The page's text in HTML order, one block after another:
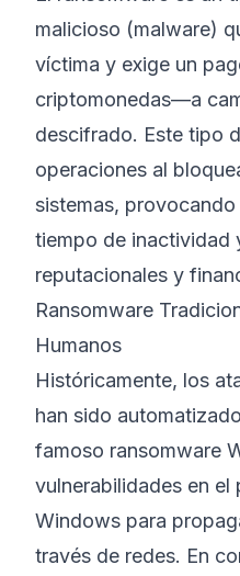
malicioso (malware)
víctima y exige un
criptomonedas—a
descifrado. Este tipo
operaciones al
sistemas,
tiempo de inactividad
reputacionales y
Ransomware
Humanos
Históricamente, los
han sido
famoso ransomware
vulnerabilidades en
Windows para
través de redes. En